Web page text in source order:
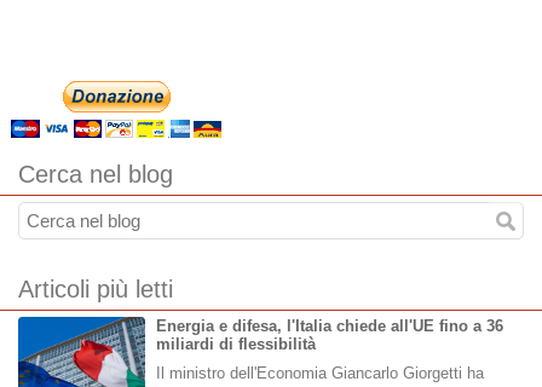
Cerca nel blog
Articoli più letti
Energia e difesa, l'Italia chiede all'UE fino a 36
miliardi di flessibilità
Il ministro dell'Economia Giancarlo Giorgetti ha